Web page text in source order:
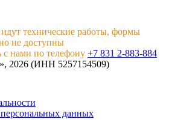
технические работы, формы
не доступны
с нами по телефону +7 831 2-883-884
2026 (ИНН 5257154509)
данных